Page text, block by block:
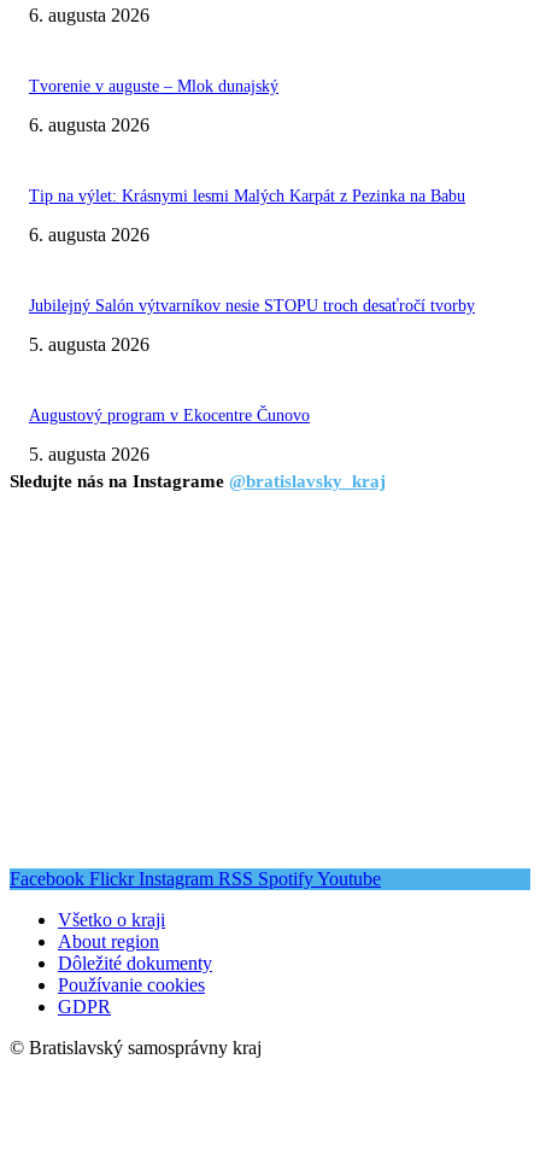
6. augusta 2026
Tvorenie v auguste – Mlok dunajský
6. augusta 2026
Tip na výlet: Krásnymi lesmi Malých Karpát z Pezinka na Babu
6. augusta 2026
Jubilejný Salón výtvarníkov nesie STOPU troch desaťročí tvorby
5. augusta 2026
Augustový program v Ekocentre Čunovo
5. augusta 2026
Sledujte nás na Instagrame @bratislavsky_kraj
Facebook Flickr Instagram RSS SpotifyYoutube
Všetko o kraji
About region
Dôležité dokumenty
Používanie cookies
GDPR
© Bratislavský samosprávny kraj